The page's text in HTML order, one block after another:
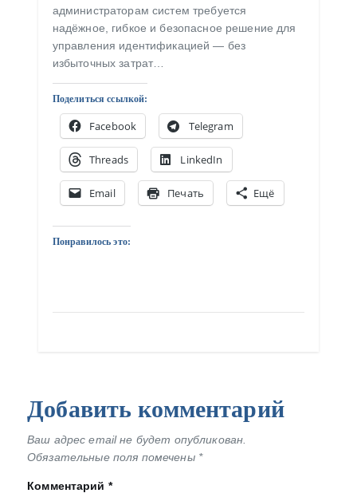
администраторам систем требуется
надёжное, гибкое и безопасное решение для
управления идентификацией — без
избыточных затрат…
Поделиться ссылкой:
Facebook Telegram
Threads LinkedIn
Email Печать Ещё
Понравилось это:
Добавить комментарий
Ваш адрес email не будет опубликован.
Обязательные поля помечены *
Комментарий *